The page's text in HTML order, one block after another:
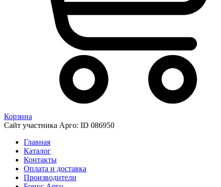
Корзина
Сайт участника Арго: ID 086950
Главная
Каталог
Контакты
Оплата и доставка
Производители